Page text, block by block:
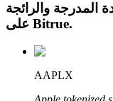
المشفرة
المدرجة والرائجة
Bitrue.
AAPLX